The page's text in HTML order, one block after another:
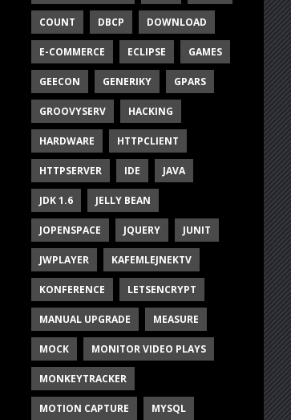
COUNT DBCP DOWNLOAD
E-COMMERCE ECLIPSE GAMES
GEECON GENERIKY GPARS
GROOVYSERV HACKING
HARDWARE HTTPCLIENT
HTTPSERVER IDE JAVA
JDK 1.6 JELLY BEAN
JOPENSPACE JQUERY JUNIT
JWPLAYER KAFEMLEJNEKTV
KONFERENCE LETSENCRYPT
MANUAL UPGRADE MEASURE
MOCK MONITOR VIDEO PLAYS
MONKEYTRACKER
MOTION CAPTURE MYSQL